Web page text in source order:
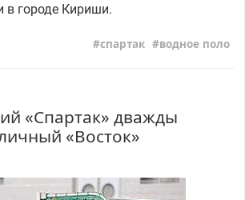
в городе Кириши.
спартак водное поло
«Спартак» дважды
«Восток»